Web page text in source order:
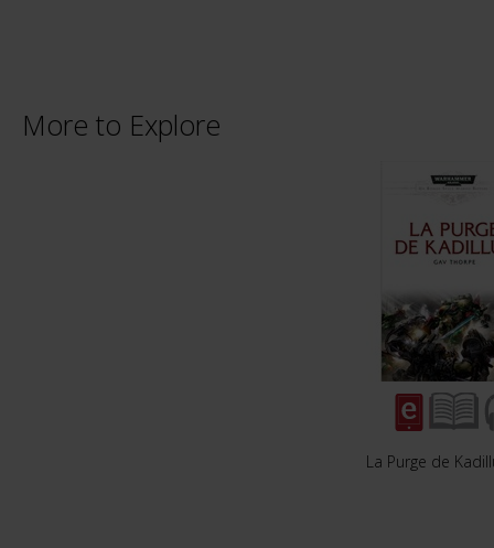
More to Explore
La Purge de